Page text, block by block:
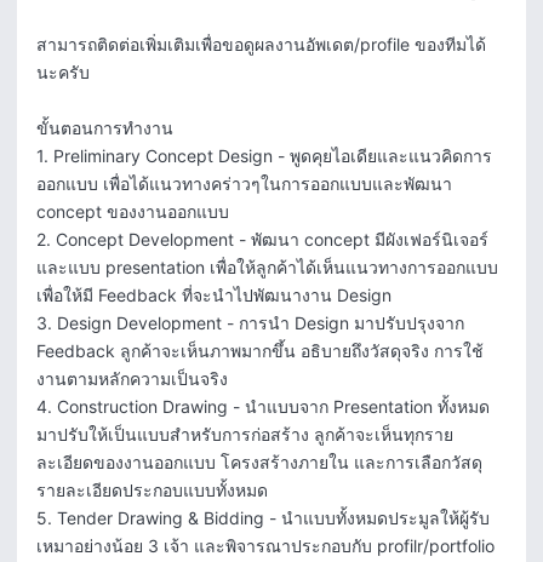
สามารถติดต่อเพิ่มเติมเพื่อขอดูผลงานอัพเดต/profile ของทีมได้
นะครับ
ขั้นตอนการทำงาน
1. Preliminary Concept Design - พูดคุยไอเดียและแนวคิดการ
ออกแบบ เพื่อได้แนวทางคร่าวๆในการออกแบบและพัฒนา
concept ของงานออกแบบ
2. Concept Development - พัฒนา concept มีผังเฟอร์นิเจอร์
และแบบ presentation เพื่อให้ลูกค้าได้เห็นแนวทางการออกแบบ
เพื่อให้มี Feedback ที่จะนำไปพัฒนางาน Design
3. Design Development - การนำ Design มาปรับปรุงจาก
Feedback ลูกค้าจะเห็นภาพมากขึ้น อธิบายถึงวัสดุจริง การใช้
งานตามหลักความเป็นจริง
4. Construction Drawing - นำแบบจาก Presentation ทั้งหมด
มาปรับให้เป็นแบบสำหรับการก่อสร้าง ลูกค้าจะเห็นทุกราย
ละเอียดของงานออกแบบ โครงสร้างภายใน และการเลือกวัสดุ
รายละเอียดประกอบแบบทั้งหมด
5. Tender Drawing & Bidding - นำแบบทั้งหมดประมูลให้ผู้รับ
เหมาอย่างน้อย 3 เจ้า และพิจารณาประกอบกับ profilr/portfolio